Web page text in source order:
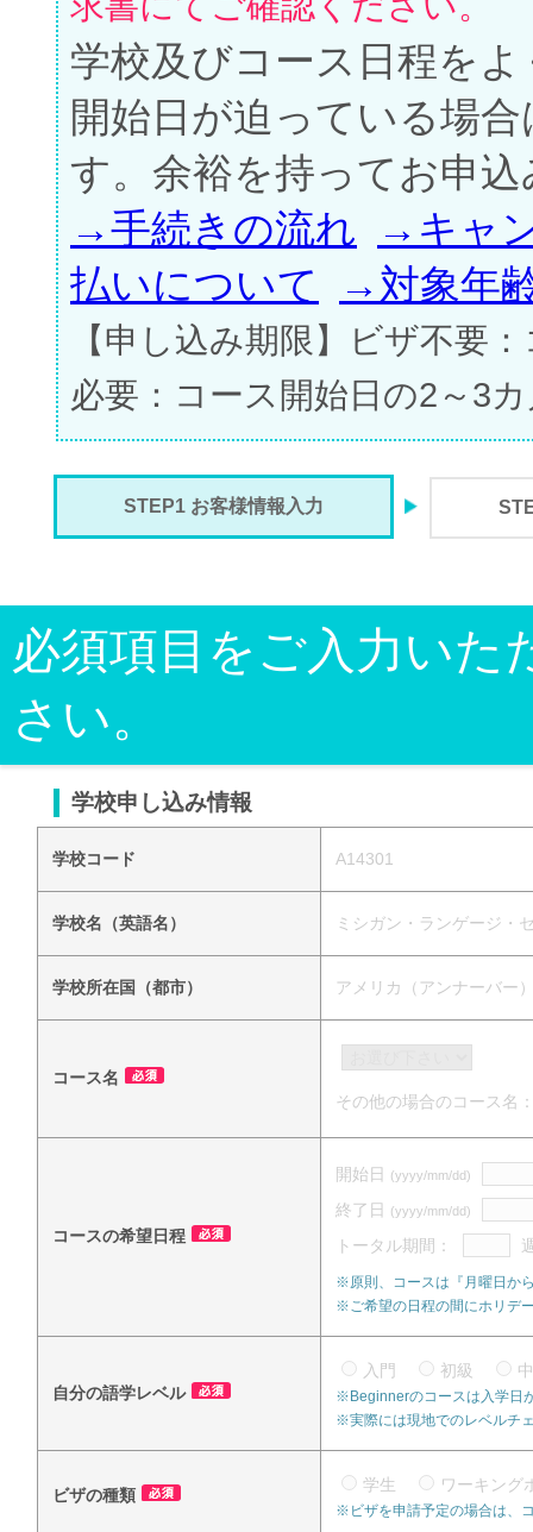
学校及びコース日程を
開始日が迫っている場
す。余裕を持ってお申
→手続きの流れ
→キャ
払いについて
→対象年
【申し込み期限】ビザ不要
必要：コース開始日の2～3
STEP1 お客様情報入力
必須項目をご入力いた
さい。
学校申し込み情報
学校コード A14301
学校名（英語名） ミシガン・ランゲージ・
学校所在国（都市） アメリカ（アンナーバー
コース名
その他の場合のコース名
コースの希望日程
開始日 (yyyy/mm/dd)
終了日 (yyyy/mm/dd)
トータル期間：
※原則、コースは『月曜日か
※ご希望の日程の間にホリデ
自分の語学レベル
入門 初級
※Beginnerのコースは入学日
※実際には現地でのレベルチ
ビザの種類
学生 ワーキン
※ビザを申請予定の場合は、